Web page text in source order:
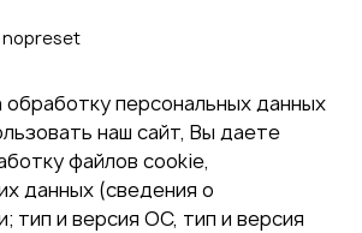
nopreset
персональных данных
наш сайт, Вы даете
файлов cookie,
данных (сведения о
тип и версия ОС, тип и версия